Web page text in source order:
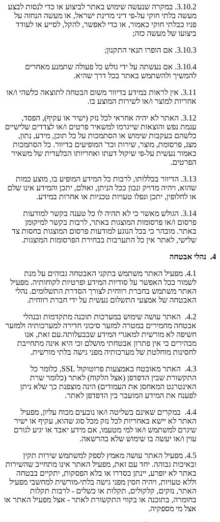
3.10.2. במקרה שנעשה שימוש באתר לביצוע או כדי לנסות לבצע
מעשה בלתי חוקי על-פי דיני מדינת ישראל, או מעשה הנחזה על
פניו כבלתי חוקי כאמור, או כדי לאפשר, להקל, לסייע או לעודד
ביצועו של מעשה כזה;
3.10.3. אם הופרו תנאי התקנון;
3.10.4. אם נעשתה על ידי גולש כל פעולה שתמנע מאחרים
להמשיך ולהשתמש באתר בכל דרך שהיא.
3.11. אין לראות במידע בדיוור משום הבטחה לתוצאה כלשהי ו/או
אחריות למוצר ו/או לשירות המוצע בו.
3.12. האתר לא יהיה אחראי לכל נזק (ישיר או עקיף), הפסד,
עגמת נפש והוצאות שייגרמו למשאיר פרטים ו/או לצדדים שלישיים
כלשהם בעקבות שימוש או הסתמכות על כל תוכן, מידע, נתון,
מצג, פרסומת, מוצר, שירות וכד' המופיעים בדיוור. כל הסתמכות
כאמור נעשית על-פי שיקול דעתו ואחריותו הבלעדית של משאיר
הפרטים.
3.13. הדיוור בכללותו, לרבות כל המידע המופיע בו, מוצע כמות
שהוא, ויהיה מדויק ונכון ככל הניתן, ואולם, יתכן והמידע אינו שלם
או לחלופין, יתכן ונפלו טעויות טכניות או אחרות במידע.
3.14. הגולש מאשר כי לא תהיה לו כל טענה בקשר למודעות
פרסום ו/או פרסומות המוצגות באתר, לרבות בקשר למיקומן
באתר. מובהר כי בכל הנוגע למודעות פרסום המוצגות בחסות צד
שלישי, לאתר אין כל התערבות בבחירת הפרסומות המוצגות.
4. נהלי אבטחה
4.1. מפעיל האתר משתמש בתקני האבטחה גבוהים על מנת
לשמור ככל האפשר על סודיות המידע ופרטיות לקוחותיה. מפעיל
האתר משתמש בחברת רווחית לצורך הסדרת התשלומים. נהלי
האבטחה של אמצעי התשלום נעשית על ידי חברת רווחית.
4.2. האתר עושה שימוש במערכות תוכנה מתקדמות ובנהלי
אבטחה מחמירים במטרה למזער סיכוני חדירה למערכותיה ולמזער
חשיפה לא מורשית למאגרי המידע שבבעלותה.עם זאת, אנו
מבהירים כי אין פתרון אבטחתי מושלם וכי היא אינה מתחייבת
לחסינות מוחלטת של מערכותיה מפני גישה בלתי מורשית.
4.3. האתר מאובטח באמצעות פרוטוקול SSL, כלומר כל
התקשורת שבין הדפדפן (אצל הלקוח) לאתר (כלומר שרת
האינטרנט המאחסן את העמודים) הינה מוצפנת כך שלא ניתן
לפענח את המידע המועבר בין הדפדפן לאתר.
4.4. במקרים שאינם בשליטה ו/או נובעים מכוח עליון, מפעיל
האתר לא יישא באחריות לכל נזק מכל סוג שהוא, עקיף או ישיר
שיגרם למשתמש ו/או למי מטעמו, אם מידע יאבד או יגיע לגורם
עוין ו/או יעשה בו שימוש שלא בהרשאה.
4.5. מפעיל האתר עושה מאמץ לספק למשתמש שירות תקין
ובאיכות גבוהה. יחד עם זאת, מפעיל האתר אינו מתחייב שהשירות
באתר לא יופרע, יינתן כסדרו או בלא הפסקות, יתקיים בבטחה
וללא טעויות, ויהיה חסין מפני גישה בלתי-מורשית למחשבי מפעיל
האתר, נזקים, קלקולים, תקלות או כשלים - לרבות תקלות
בחומרה, בתוכנה או בקווי התקשורת לאתר - אצל מפעיל האתר או
אצל מי מספקיה.